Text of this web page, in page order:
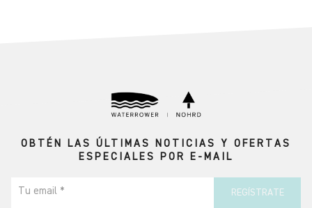
OBTÉN LAS ÚLTIMAS NOTICIAS Y OFERTAS
ESPECIALES POR E-MAIL
Tu email * REGÍSTRATE